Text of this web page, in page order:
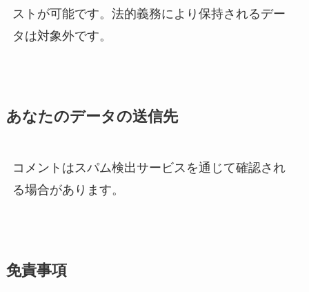
ストが可能です。法的義務により保持されるデー
タは対象外です。
あなたのデータの送信先
コメントはスパム検出サービスを通じて確認され
る場合があります。
免責事項